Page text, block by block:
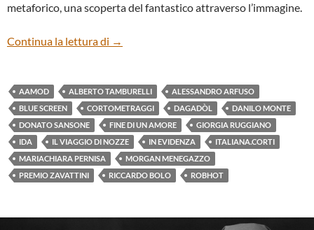
metaforico, una scoperta del fantastico attraverso l’immagine.
Continua la lettura di Italiana.corti: Straordinarie avventure
→
AAMOD ALBERTO TAMBURELLI
ALESSANDRO ARFUSO
BLUE SCREEN
CORTOMETRAGGI DAGADÒL
DANILO MONTE
DONATO SANSONE
FINE DI UN AMORE
GIORGIA RUGGIANO
IDA
IL VIAGGIO DI NOZZE IN EVIDENZA
ITALIANA.CORTI
MARIACHIARA PERNISA
MORGAN MENEGAZZO
PREMIO ZAVATTINI
RICCARDO BOLO ROBHOT